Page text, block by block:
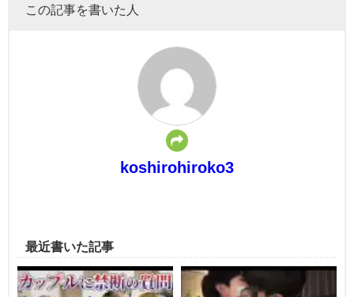
この記事を書いた人
koshirohiroko3
最近書いた記事